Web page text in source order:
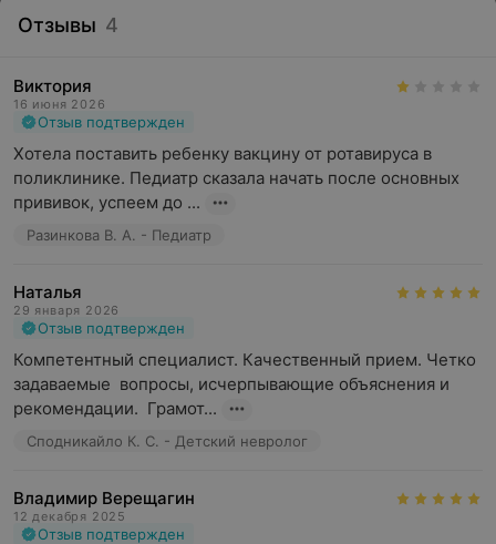
Отзывы 4
Виктория
16 июня 2026
Отзыв подтвержден
Хотела поставить ребенку вакцину от ротавируса в
поликлинике. Педиатр сказала начать после основных
прививок, успеем до ...
Разинкова В. А. - Педиатр
Наталья
29 января 2026
Отзыв подтвержден
Компетентный специалист. Качественный прием. Четко
задаваемые  вопросы, исчерпывающие объяснения и
рекомендации.  Грамот...
Сподникайло К. С. - Детский невролог
Владимир Верещагин
12 декабря 2025
Отзыв подтвержден